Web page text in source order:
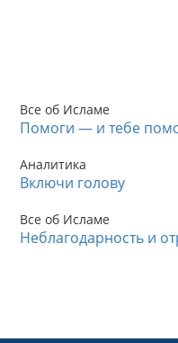
Все об Исламе
Помоги — и тебе
Аналитика
Включи голову
Все об Исламе
Неблагодарность и